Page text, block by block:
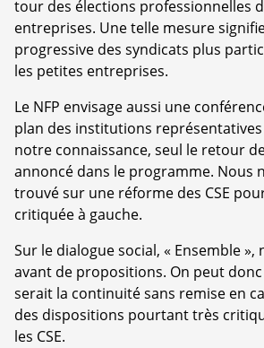
tour des élections professionnelles
entreprises. Une telle mesure
progressive des syndicats plus
les petites entreprises.
Le NFP envisage aussi une
plan des institutions
notre connaissance, seul le retour
annoncé dans le programme. Nous
trouvé sur une réforme des CSE
critiquée à gauche.
Sur le dialogue social, « Ensemble »,
avant de propositions. On peut
serait la continuité sans remise en
des dispositions pourtant très
les CSE.